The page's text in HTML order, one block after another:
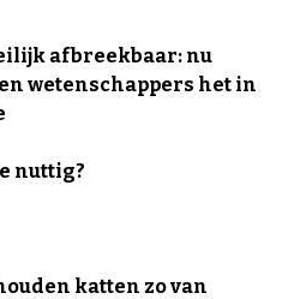
afbreekbaar: nu
wetenschappers het in
nuttig?
katten zo van